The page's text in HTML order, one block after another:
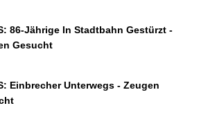
86-Jährige In Stadtbahn Gestürzt -
Gesucht
Einbrecher Unterwegs - Zeugen